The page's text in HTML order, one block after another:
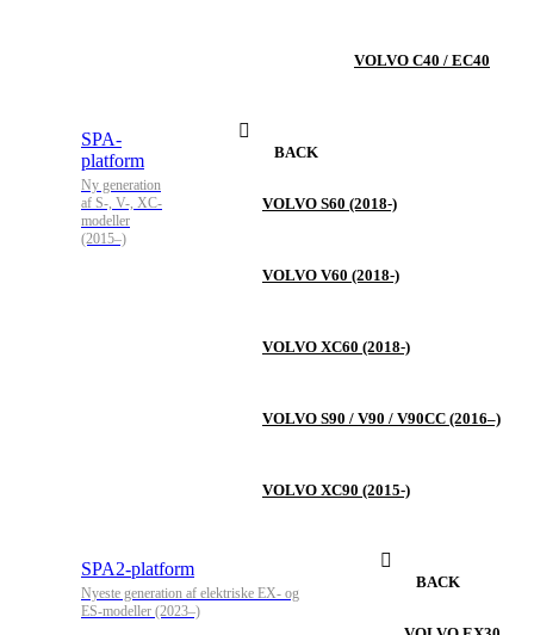
VOLVO C40 / EC40
SPA-
platform
Ny generation
af S-, V-, XC-
modeller
(2015–)
BACK
VOLVO S60 (2018-)
VOLVO V60 (2018-)
VOLVO XC60 (2018-)
VOLVO S90 / V90 / V90CC (2016–)
VOLVO XC90 (2015-)
SPA2-platform
Nyeste generation af elektriske EX- og
ES-modeller (2023–)
BACK